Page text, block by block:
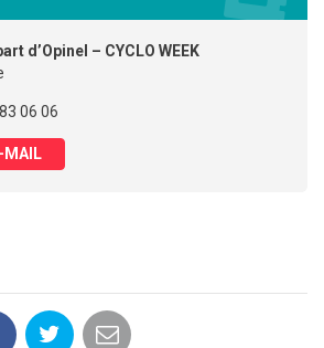
d’Opinel – CYCLO WEEK
06 06
MAIL